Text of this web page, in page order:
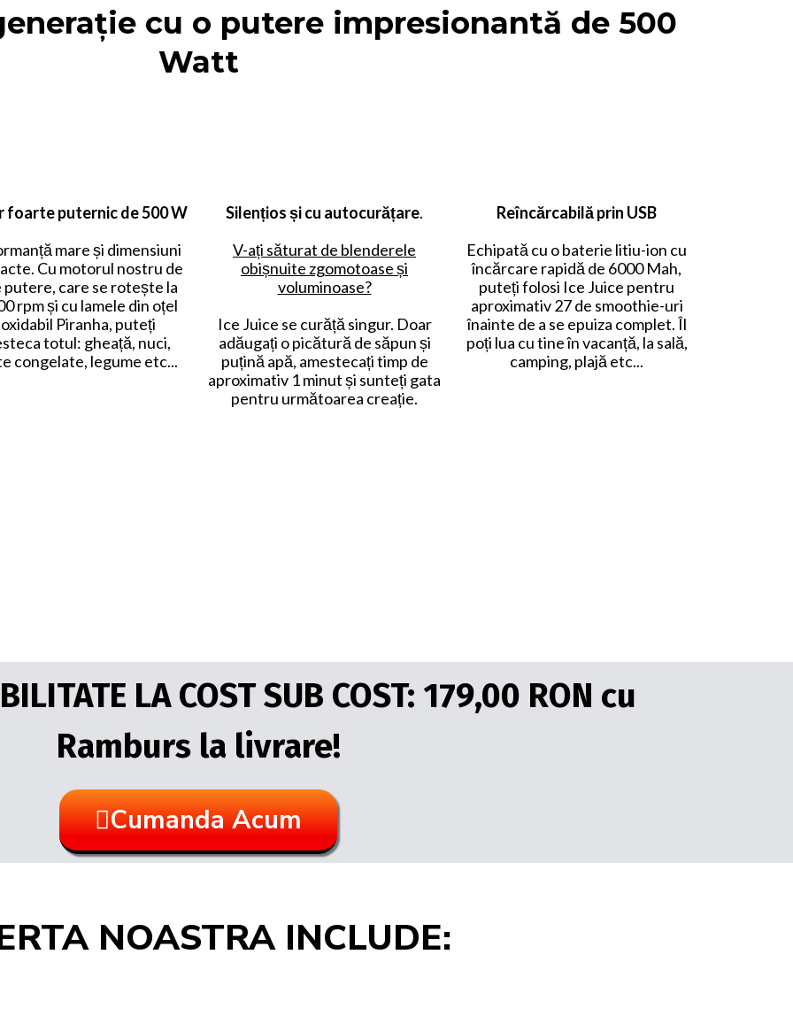
cu o putere impresionantă de 500
Watt
puternic de 500 W
mare și dimensiuni
Cu motorul nostru de
putere, care se rotește la
rpm și cu lamele din oțel
Piranha, puteți
totul: gheață, nuci,
congelate, legume etc...
Silențios și cu autocurățare.
V-ați săturat de blenderele
obișnuite zgomotoase și
voluminoase?
Ice Juice se curăță singur. Doar
adăugați o picătură de săpun și
puțină apă, amestecați timp de
aproximativ 1 minut și sunteți gata
pentru următoarea creație.
Reîncărcabilă prin USB
Echipată cu o baterie litiu-ion cu
încărcare rapidă de 6000 Mah,
puteți folosi Ice Juice pentru
aproximativ 27 de smoothie-uri
înainte de a se epuiza complet. Îl
poți lua cu tine în vacanță, la sală,
camping, plajă etc...
LA COST SUB COST: 179,00 RON cu
Ramburs la livrare!
Cumanda Acum
NOASTRA INCLUDE: